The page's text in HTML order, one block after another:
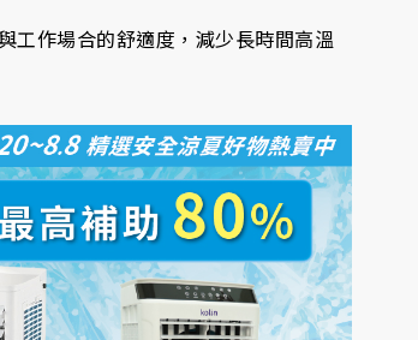
工作場合的舒適度，減少長時間高溫